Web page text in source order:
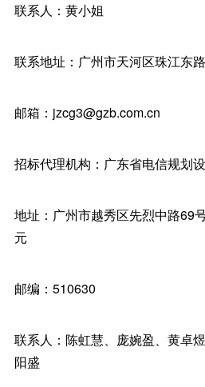
联系人：黄小姐
联系地址：广州市天河区珠江东
邮箱：jzcg3@gzb.com.cn
招标代理机构：广东省电信规划
地址：广州市越秀区先烈中路69
元
邮编：510630
联系人：陈虹慧、庞婉盈、黄卓
阳盛